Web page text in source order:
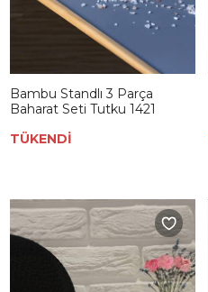
Bambu Standlı 3 Parça
Baharat Seti Tutku 1421
TÜKENDİ